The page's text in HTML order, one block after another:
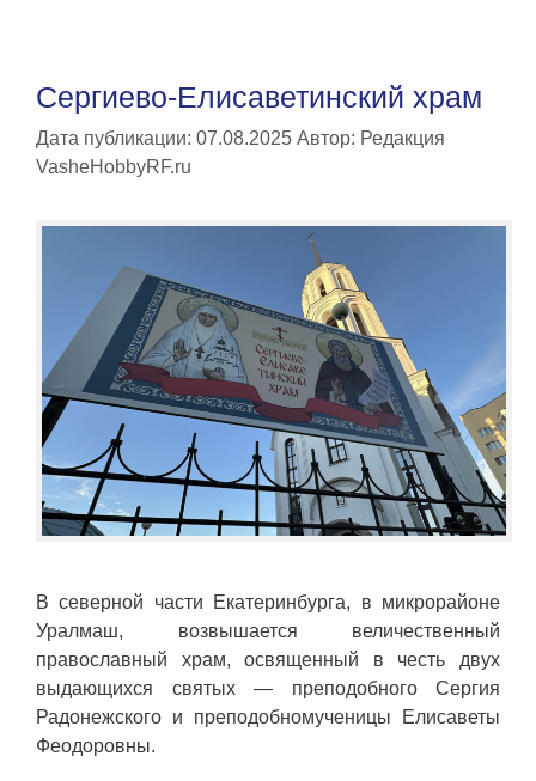
Сергиево-Елисаветинский храм
Дата публикации: 07.08.2025 Автор: Редакция
VasheHobbyRF.ru
В северной части Екатеринбурга, в микрорайоне
Уралмаш, возвышается величественный
православный храм, освященный в честь двух
выдающихся святых — преподобного Сергия
Радонежского и преподобномученицы Елисаветы
Феодоровны.